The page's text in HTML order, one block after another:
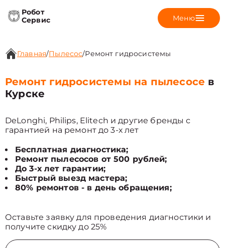
Робот
Сервис
Меню
Главная/Пылесос/Ремонт гидросистемы
Ремонт гидросистемы на пылесосе в
Курске
DeLonghi, Philips, Elitech и другие бренды с
гарантией на ремонт до 3-х лет
Бесплатная диагностика;
Ремонт пылесосов от 500 рублей;
До 3-х лет гарантии;
Быстрый выезд мастера;
80% ремонтов - в день обращения;
Оставьте заявку для проведения диагностики и
получите скидку до 25%